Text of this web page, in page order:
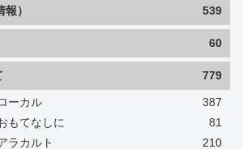
） 539
60
779
ーカル
387
もてなしに
81
ラカルト
210